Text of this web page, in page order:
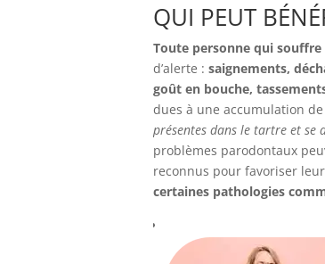
QUI PEUT
Toute personne qui souffre
d’alerte : saignements,
goût en bouche,
dues à une accumulation
présentes dans le tartre et se
problèmes parodontaux
reconnus pour favoriser
certaines pathologies